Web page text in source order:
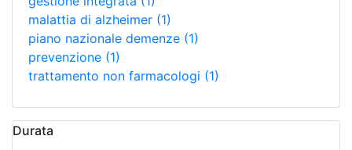
malattia di alzheimer (1)
piano nazionale demenze (1)
prevenzione (1)
trattamento non farmacologi (1)
Durata